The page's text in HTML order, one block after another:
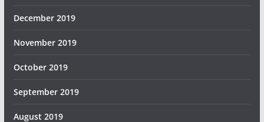
December 2019
November 2019
October 2019
September 2019
August 2019